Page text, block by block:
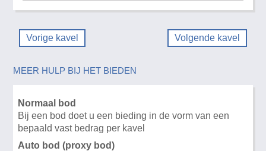
Vorige kavel Volgende kavel
MEER HULP BIJ HET BIEDEN
Normaal bod
Bij een bod doet u een bieding in de vorm van een
bepaald vast bedrag per kavel
Auto bod (proxy bod)